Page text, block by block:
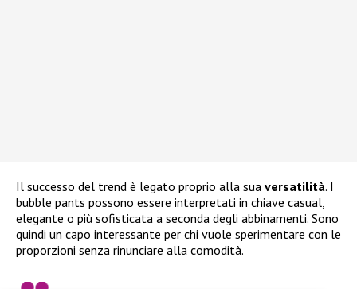
Il successo del trend è legato proprio alla sua versatilità. I
bubble pants possono essere interpretati in chiave casual,
elegante o più sofisticata a seconda degli abbinamenti. Sono
quindi un capo interessante per chi vuole sperimentare con le
proporzioni senza rinunciare alla comodità.